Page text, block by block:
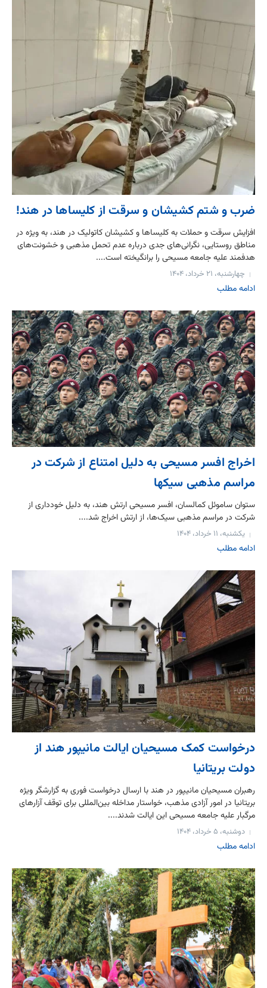
ضرب و شتم کشیشان و سرقت از کلیساها در هند!
افزایش سرقت و حملات به کلیساها و کشیشان کاتولیک در هند، به ویژه در
مناطق روستایی، نگرانی‌های جدی درباره عدم تحمل مذهبی و خشونت‌های
هدفمند علیه جامعه مسیحی را برانگیخته است....
چهارشنبه، ۲۱ خرداد، ۱۴۰۴
ادامه مطلب
اخراج افسر مسیحی به دلیل امتناع از شرکت در
مراسم مذهبی سیکها
ستوان ساموئل کمالسان، افسر مسیحی ارتش هند، به دلیل خودداری از
شرکت در مراسم مذهبی سیک‌ها، از ارتش اخراج شد....
یکشنبه، ۱۱ خرداد، ۱۴۰۴
ادامه مطلب
درخواست کمک مسیحیان ایالت مانیپور هند از
دولت بریتانیا
رهبران مسیحیان مانیپور در هند با ارسال درخواست فوری به گزارشگر ویژه
بریتانیا در امور آزادی مذهب، خواستار مداخله بین‌المللی برای توقف آزارهای
مرگبار علیه جامعه مسیحی این ایالت شدند....
دوشنبه، ۵ خرداد، ۱۴۰۴
ادامه مطلب